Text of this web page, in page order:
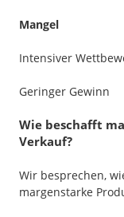
Mangel
Intensiver
Geringer Gewinn
Wie beschafft
Verkauf?
Wir besprechen,
margenstarke